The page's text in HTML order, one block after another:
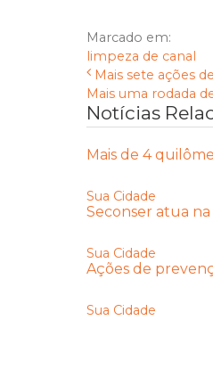
Marcado em:
limpeza de canal
Mais sete ações
Mais uma rodada
Notícias
Mais de 4
Sua Cidade
Seconser atua
Sua Cidade
Ações de
Sua Cidade